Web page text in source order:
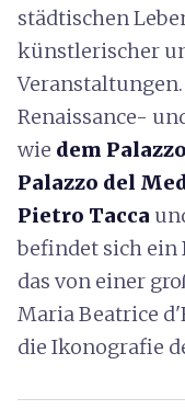
städtischen
künstlerischer
Renaissance-
wie dem
Palazzo del
Pietro Tacca
befindet sich ein
das von einer
Maria Beatrice
die Ikonografie